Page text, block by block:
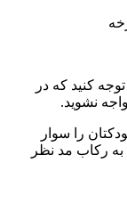
کنید که در
نشوید.
را سوار
به رکاب مد نظر